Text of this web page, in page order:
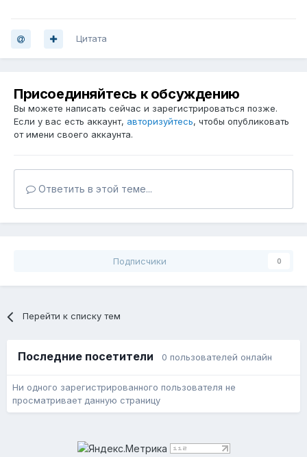
Цитата
Присоединяйтесь к обсуждению
Вы можете написать сейчас и зарегистрироваться позже.
Если у вас есть аккаунт, авторизуйтесь, чтобы опубликовать
от имени своего аккаунта.
Ответить в этой теме...
Подписчики 0
Перейти к списку тем
Последние посетители 0 пользователей онлайн
Ни одного зарегистрированного пользователя не
просматривает данную страницу